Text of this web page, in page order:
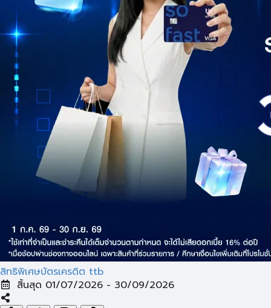
สิทธิพิเศษบัตรเครดิต ttb
สิ้นสุด 01/07/2026 - 30/09/2026